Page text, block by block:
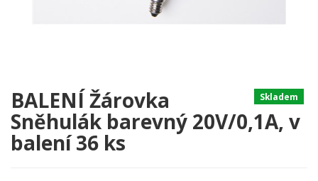
Skladem
BALENÍ Žárovka
Sněhulák barevný 20V/0,1A, v
balení 36 ks